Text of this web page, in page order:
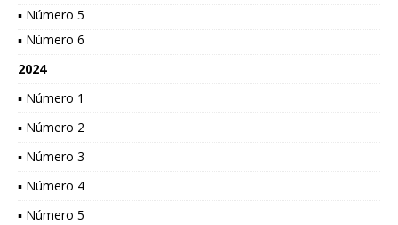
▪ Número 5
▪ Número 6
2024
▪ Número 1
▪ Número 2
▪ Número 3
▪ Número 4
▪ Número 5